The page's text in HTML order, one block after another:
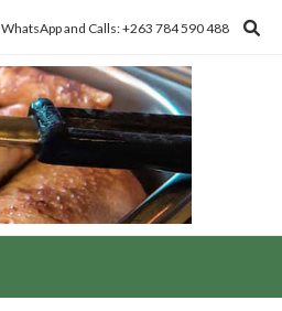
WhatsApp and Calls: +263 784 590 488